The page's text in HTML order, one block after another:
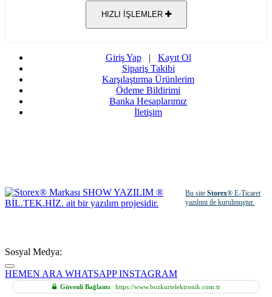
HIZLI İŞLEMLER
Giriş Yap| Kayıt Ol
Sipariş Takibi
Karşılaştırma Ürünlerim
Ödeme Bildirimi
Banka Hesaplarımız
İletişim
Bu siteStorex® E-Ticaret
yazılımı ile kurulmuştur.
Sosyal Medya:
HEMEN ARA WHATSAPP INSTAGRAM
Güvenli Bağlantıhttps://www.bozkurtelektronik.com.tr